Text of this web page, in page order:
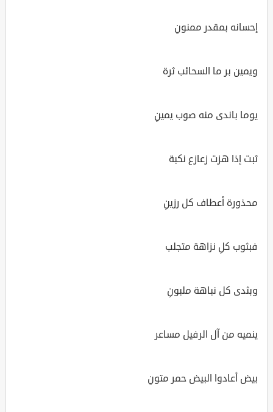
إحسانه بمقدر ممنونِ
ويمين بر ما السحائب ثرة
يوما باندى منه صوب يمينِ
ثبت إذا هزت زعازع نكبة
محذورة أعطاف كل رزينِ
فبثوب كلِ نزاهة متجلب
وبثدى كل نباهة ملبونِ
ينميه من آل الرفيل مساعر
بيض أعادوا البيض حمر متونِ